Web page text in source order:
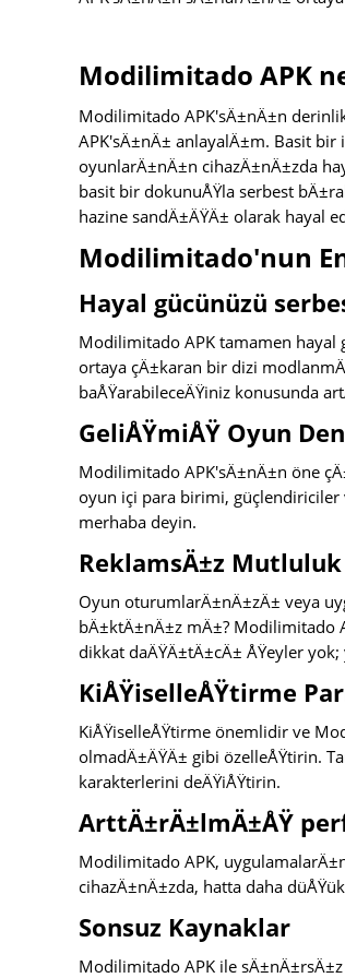
Modilimitado APK
Modilimitado APK'sÄ±nÄ±n
APK'sÄ±nÄ± anlayalÄ±m. Basit
oyunlarÄ±nÄ±n cihazÄ±nÄ±zda
basit bir dokunuÅŸla serbest
hazine sandÄ±ÄŸÄ± olarak hayal
Modilimitado'nun
Hayal gücünüzü
Modilimitado APK tamamen hayal
ortaya çÄ±karan bir dizi
baÅŸarabileceÄŸiniz konusunda
GeliÅŸmiÅŸ Oyun
Modilimitado APK'sÄ±nÄ±n öne
oyun içi para birimi, güçlendiriciler
merhaba deyin.
ReklamsÄ±z Mutluluk
Oyun oturumlarÄ±nÄ±zÄ± veya
bÄ±ktÄ±nÄ±z mÄ±? Modilimitado
dikkat daÄŸÄ±tÄ±cÄ± ÅŸeyler
KiÅŸiselleÅŸtirme
KiÅŸiselleÅŸtirme önemlidir ve
olmadÄ±ÄŸÄ± gibi özelleÅŸtirin.
karakterlerini deÄŸiÅŸtirin.
ArttÄ±rÄ±lmÄ±ÅŸ
Modilimitado APK,
cihazÄ±nÄ±zda, hatta daha
Sonsuz Kaynaklar
Modilimitado APK ile